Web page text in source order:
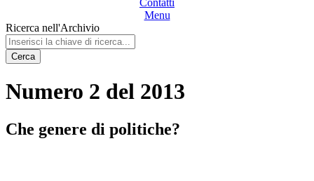
Contatti
Menu
Ricerca nell'Archivio
Cerca
Numero 2 del 2013
Che genere di politiche?